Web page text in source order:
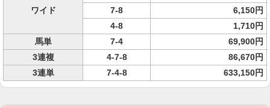
ワイド
7-8
6,150円
4-8
1,710円
馬単
7-4
69,900円
3連複
4-7-8
86,670円
3連単
7-4-8 633,150円